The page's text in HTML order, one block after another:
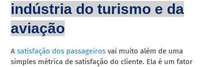
indústria do turismo e da
aviação
Asatisfação dos passageiros vai muito além de uma
simples métrica de satisfação do cliente. Ela é um fator